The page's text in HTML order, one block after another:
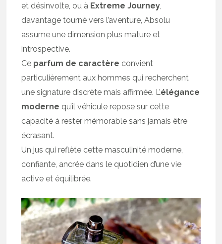
et désinvolte, ou à Extreme Journey,
davantage tourné vers l’aventure, Absolu
assume une dimension plus mature et
introspective.
Ce parfum de caractère convient
particulièrement aux hommes qui recherchent
une signature discrète mais affirmée. L’élégance
moderne qu’il véhicule repose sur cette
capacité à rester mémorable sans jamais être
écrasant.
Un jus qui reflète cette masculinité moderne,
confiante, ancrée dans le quotidien d’une vie
active et équilibrée.